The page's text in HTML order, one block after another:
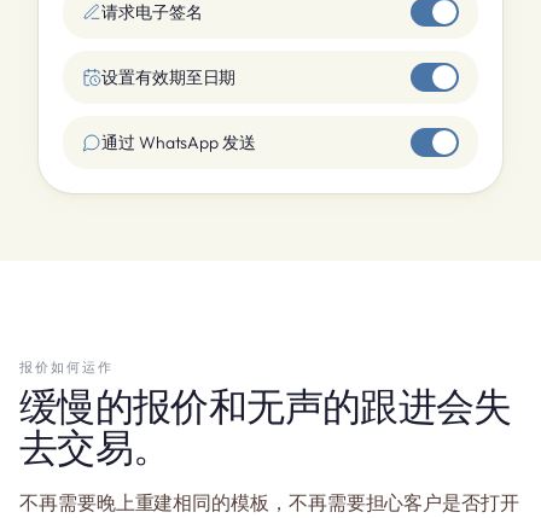
请求电子签名
设置有效期至日期
通过 WhatsApp 发送
报价如何运作
缓慢的报价和无声的跟进会失
去交易。
不再需要晚上重建相同的模板，不再需要担心客户是否打开